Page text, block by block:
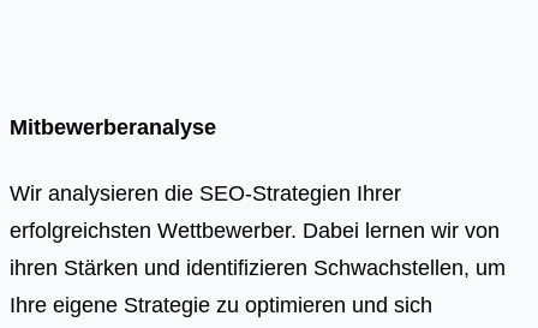
Mitbewerberanalyse
Wir analysieren die SEO-Strategien Ihrer
erfolgreichsten Wettbewerber. Dabei lernen wir von
ihren Stärken und identifizieren Schwachstellen, um
Ihre eigene Strategie zu optimieren und sich